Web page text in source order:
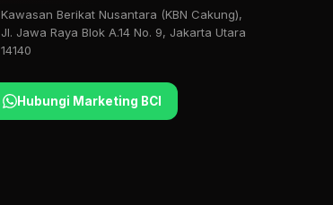
Kawasan Berikat Nusantara (KBN Cakung),
Jl. Jawa Raya Blok A.14 No. 9, Jakarta Utara
14140
Hubungi Marketing BCI